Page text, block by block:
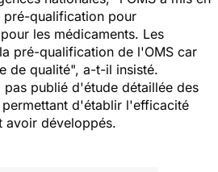
pré-qualification pour
les médicaments. Les
pré-qualification de l'OMS car
de qualité", a-t-il insisté.
publié d'étude détaillée des
permettant d'établir l'efficacité
avoir développés.